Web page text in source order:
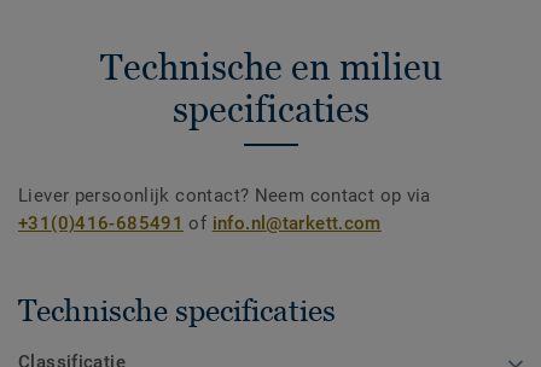
Technische en milieu
specificaties
Liever persoonlijk contact? Neem contact op via
+31(0)416-685491 of info.nl@tarkett.com
Technische specificaties
Classificatie